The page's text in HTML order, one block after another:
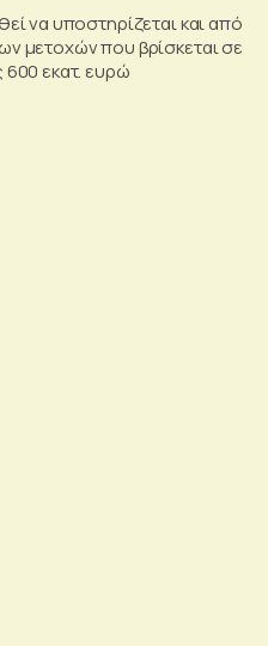
να υποστηρίζεται και από
μετοχών που βρίσκεται σε
600 εκατ. ευρώ